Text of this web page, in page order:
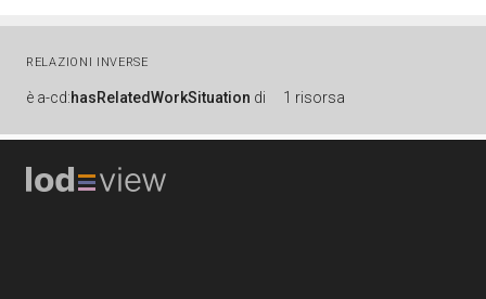
RELAZIONI INVERSE
è a-cd:hasRelatedWorkSituation di 1 risorsa